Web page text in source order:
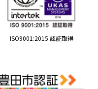
ISO9001:2015 認証取得